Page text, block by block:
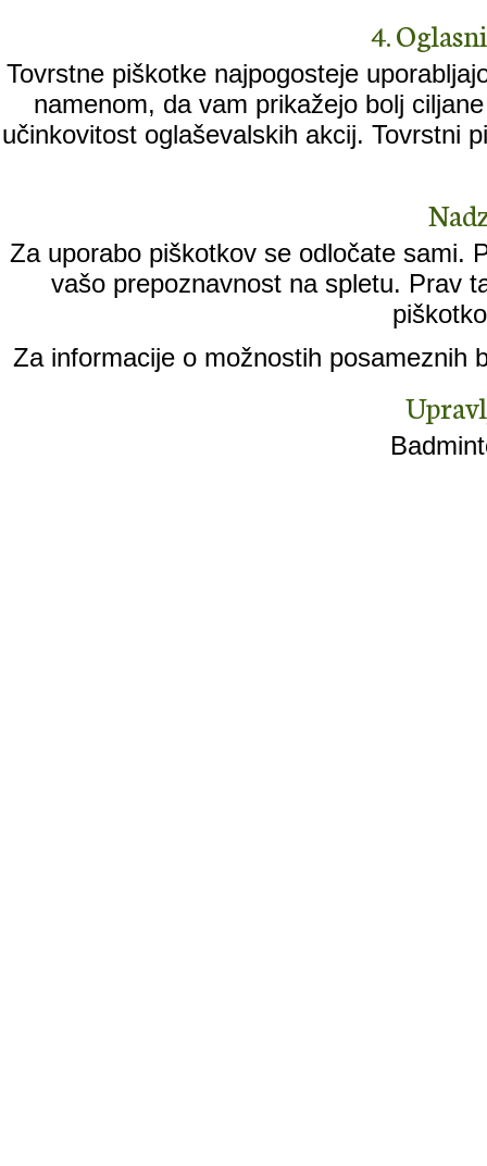
4.
Tovrstne piškotke najpogosteje
namenom, da vam prikažejo bolj
učinkovitost oglaševalskih akcij. Tovrstni
Za uporabo piškotkov se odločate sami.
vašo prepoznavnost na spletu. Prav
Za informacije o možnostih posameznih